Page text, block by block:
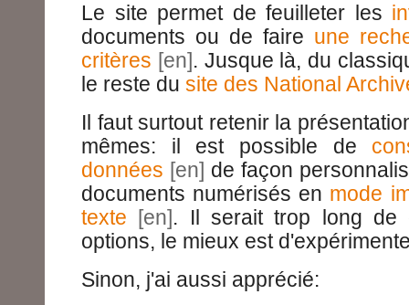
Le site permet de feuilleter les
documents ou de faire une
critères
. Jusque là, du
le reste du site des National
Il faut surtout retenir la
mêmes: il est possible de
données
de façon
documents numérisés en mode
texte
. Il serait trop long de
options, le mieux est
Sinon, j'ai aussi apprécié: